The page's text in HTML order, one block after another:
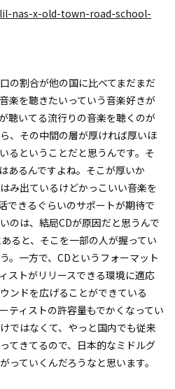
nas-x-old-town-road-school-
の割合が他の国に比べてまだまだ
楽を聴きたいっていう音楽好きが
聴いてる流行りの音楽を聴くのが
、その中間の層が厚ければ厚いほ
るということだと思うんです。そ
あるんですよね。そこが厚いか
み出ているけどかっこいい音楽を
できるぐらいのサポートが期待で
のは、結局CDが原因だと思うんで
ると、そこを一部の人が握ってい
。一方で、CDというフォーマット
ストがリリースできる環境に適応
ンドを広げることができている
ティストの許容量もでかくなってい
ではなくて、やっと国内でも従来
てきてるので、日本的なミドルグ
っていくんだろうなと思います。